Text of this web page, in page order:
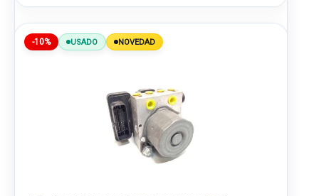
-10% USADO NOVEDAD